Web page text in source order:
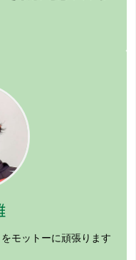
モットーに頑張ります